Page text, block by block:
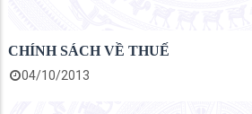
CHÍNH SÁCH VỀ THUẾ
04/10/2013